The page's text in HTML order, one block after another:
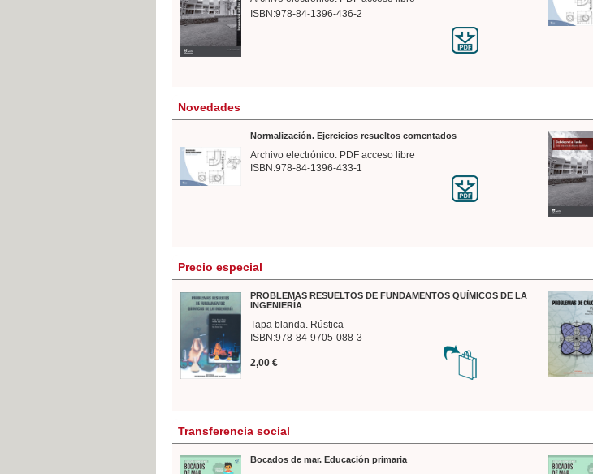
ISBN:978-84-1396-436-2
Novedades
Normalización. Ejercicios resueltos comentados
Archivo electrónico. PDF acceso libre
ISBN:978-84-1396-433-1
Precio especial
PROBLEMAS RESUELTOS DE FUNDAMENTOS QUÍMICOS DE LA
INGENIERÍA
Tapa blanda. Rústica
ISBN:978-84-9705-088-3
2,00 €
Transferencia social
Bocados de mar. Educación primaria